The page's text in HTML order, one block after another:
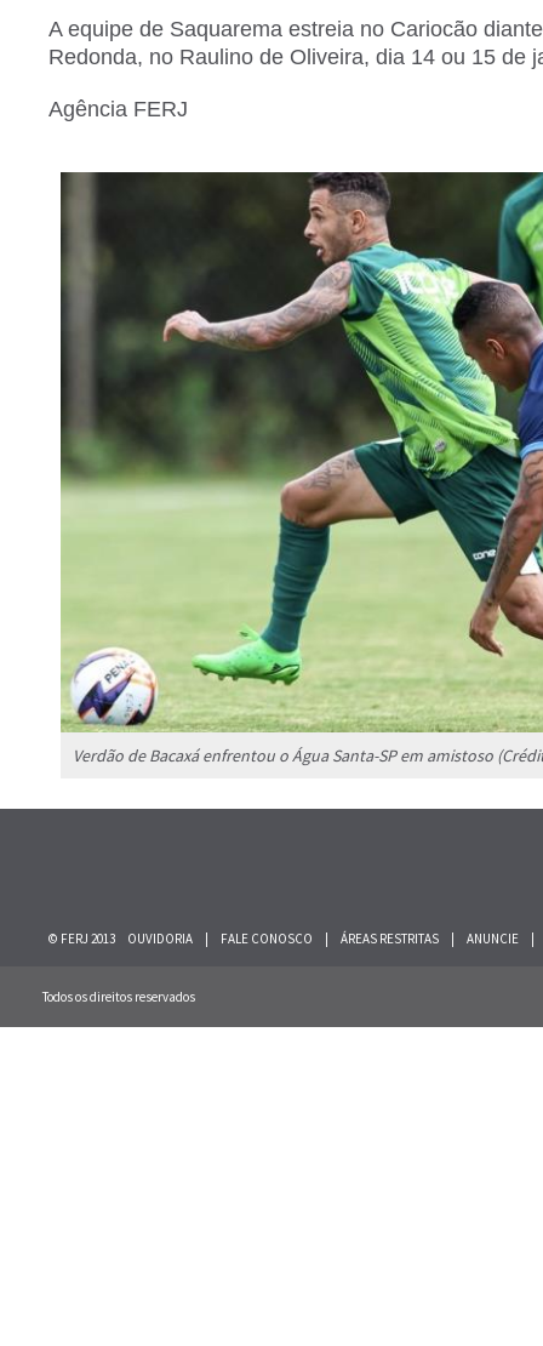
A equipe de Saquarema estreia no Cariocão
Redonda, no Raulino de Oliveira, dia 14 ou 15 de
Agência FERJ
Verdão de Bacaxá enfrentou o Água Santa-SP em amistoso
© FERJ 2013 OUVIDORIA FALE CONOSCO ÁREAS RESTRITAS ANUNCIE
Todos os direitos reservados